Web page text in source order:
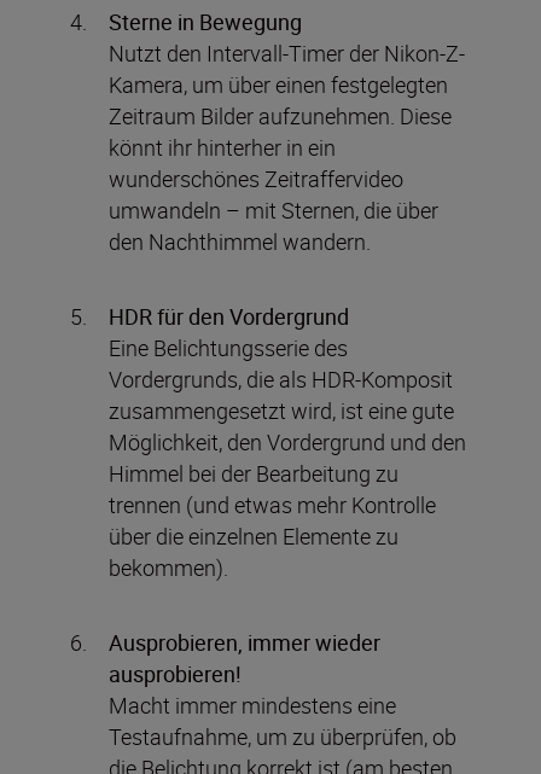
Sterne in Bewegung
Nutzt den Intervall-Timer der Nikon-Z-
Kamera, um über einen festgelegten
Zeitraum Bilder aufzunehmen. Diese
könnt ihr hinterher in ein
wunderschönes Zeitraffervideo
umwandeln – mit Sternen, die über
den Nachthimmel wandern.
HDR für den Vordergrund
Eine Belichtungsserie des
Vordergrunds, die als HDR-Komposit
zusammengesetzt wird, ist eine gute
Möglichkeit, den Vordergrund und den
Himmel bei der Bearbeitung zu
trennen (und etwas mehr Kontrolle
über die einzelnen Elemente zu
bekommen).
Ausprobieren, immer wieder
ausprobieren!
Macht immer mindestens eine
Testaufnahme, um zu überprüfen, ob
die Belichtung korrekt ist (am besten